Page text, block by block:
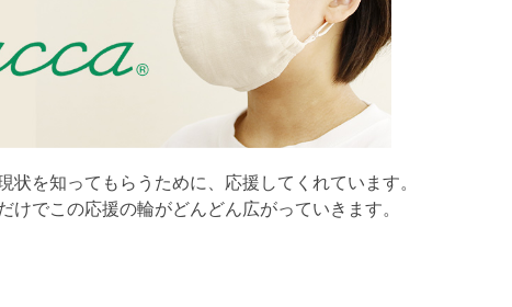
状を知ってもらうために、応援してくれています。
けでこの応援の輪がどんどん広がっていきます。